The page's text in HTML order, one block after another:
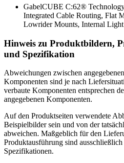
GabelCUBE C:62®
Integrated Cable Routing, Flat
Lowrider Mounts, Internal
Hinweis zu Produktbildern,
und Spezifikation
Abweichungen zwischen
Komponenten sind je nach
verbaute Komponenten entsprechen
angegebenen Komponenten.
Auf den Produktseiten verwendete
Beispielbilder sein und von der
abweichen. Maßgeblich für den
Produktausführung sind ausschließlich
Spezifikationen.